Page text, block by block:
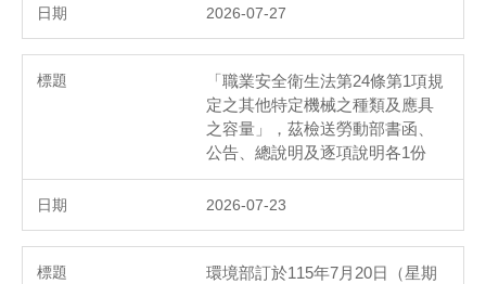
2026-07-27
「職業安全衛生法第24條第1項規
定之其他特定機械之種類及應具
之容量」，茲檢送勞動部書函、
公告、總說明及逐項說明各1份
2026-07-23
環境部訂於115年7月20日（星期